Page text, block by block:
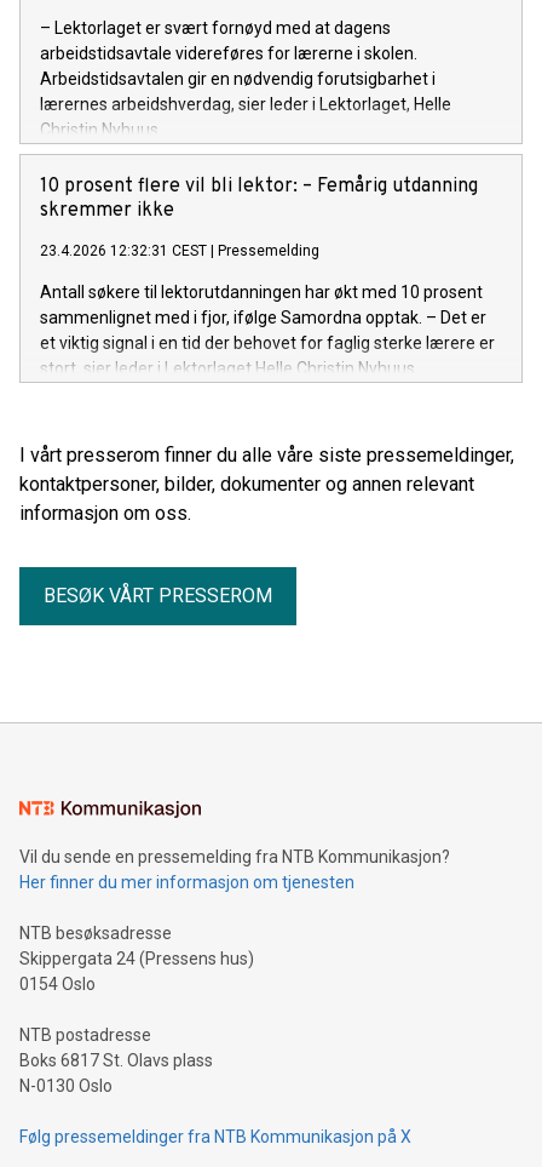
– Lektorlaget er svært fornøyd med at dagens
arbeidstidsavtale videreføres for lærerne i skolen.
Arbeidstidsavtalen gir en nødvendig forutsigbarhet i
lærernes arbeidshverdag, sier leder i Lektorlaget, Helle
Christin Nyhuus.
10 prosent flere vil bli lektor: – Femårig utdanning
skremmer ikke
23.4.2026 12:32:31 CEST Pressemelding
Antall søkere til lektorutdanningen har økt med 10 prosent
sammenlignet med i fjor, ifølge Samordna opptak. – Det er
et viktig signal i en tid der behovet for faglig sterke lærere er
stort, sier leder i Lektorlaget Helle Christin Nyhuus .
I vårt presserom finner du alle våre siste pressemeldinger,
kontaktpersoner, bilder, dokumenter og annen relevant
informasjon om oss.
BESØK VÅRT PRESSEROM
Vil du sende en pressemelding fra NTB Kommunikasjon?
Her finner du mer informasjon om tjenesten
NTB besøksadresse
Skippergata 24 (Pressens hus)
0154 Oslo
NTB postadresse
Boks 6817 St. Olavs plass
N-0130 Oslo
Følg pressemeldinger fra NTB Kommunikasjon på X